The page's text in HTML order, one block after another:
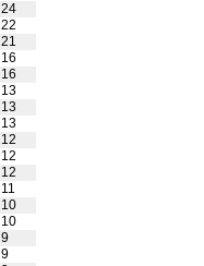
24
22
21
16
16
13
13
13
12
12
12
11
10
10
9
9